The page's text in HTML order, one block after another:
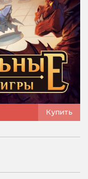
Купить